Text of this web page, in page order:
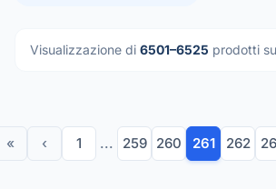
Visualizzazione di 6501–6525 prodotti su
« ‹ 1 ... 259 260 261 262